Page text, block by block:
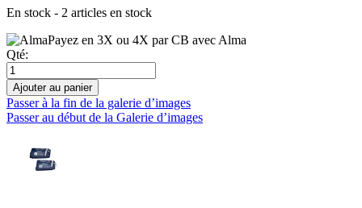
En stock - 2 articles en stock
Payez en 3X ou 4X par CB avec Alma
Qté:
Ajouter au panier
Passer à la fin de la galerie d’images
Passer au début de la Galerie d’images